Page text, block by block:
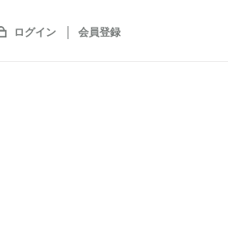
ログイン 会員登録